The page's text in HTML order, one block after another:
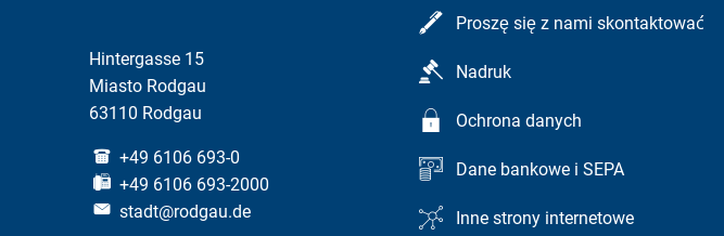
Hintergasse 15
Miasto Rodgau
63110 Rodgau
+49 6106 693-0
+49 6106 693-2000
stadt@rodgau.de
Proszę się z nami skontaktować
Nadruk
Ochrona danych
Dane bankowe i SEPA
Inne strony internetowe